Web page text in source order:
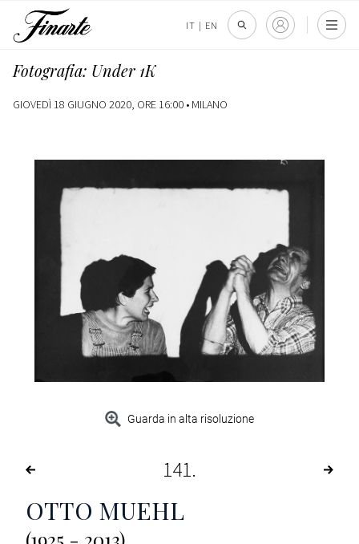
IT | EN
Fotografia: Under 1K
GIOVEDÌ 18 GIUGNO 2020, ORE 16:00 • MILANO
Guarda in alta risoluzione
141
OTTO MUEHL